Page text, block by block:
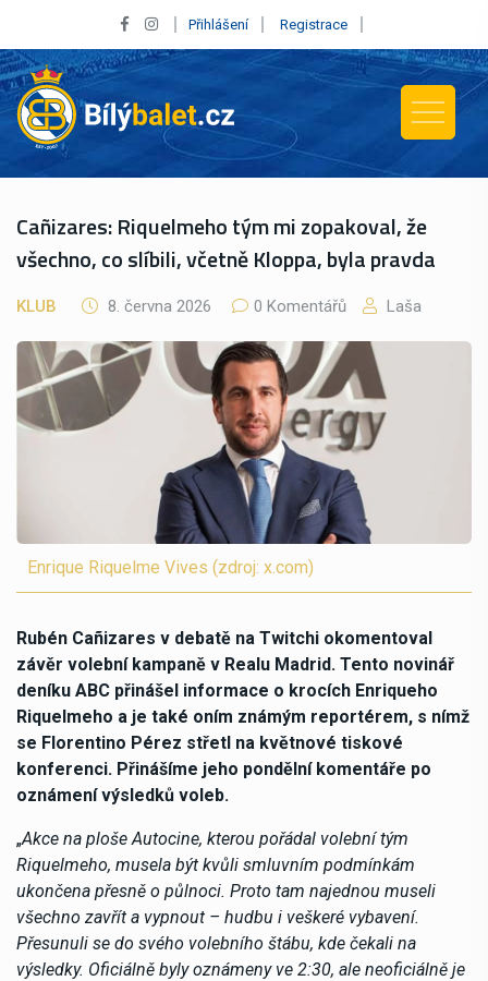
Přihlášení Registrace
Cañizares: Riquelmeho tým mi zopakoval, že
všechno, co slíbili, včetně Kloppa, byla pravda
KLUB 8. června 2026 0 Komentářů Laša
Enrique Riquelme Vives (zdroj: x.com)
Rubén Cañizares v debatě na Twitchi okomentoval
závěr volební kampaně v Realu Madrid. Tento novinář
deníku ABC přinášel informace o krocích Enriqueho
Riquelmeho a je také oním známým reportérem, s nímž
se Florentino Pérez střetl na květnové tiskové
konferenci. Přinášíme jeho pondělní komentáře po
oznámení výsledků voleb.
„Akce na ploše Autocine, kterou pořádal volební tým
Riquelmeho, musela být kvůli smluvním podmínkám
ukončena přesně o půlnoci. Proto tam najednou museli
všechno zavřít a vypnout – hudbu i veškeré vybavení.
Přesunuli se do svého volebního štábu, kde čekali na
výsledky. Oficiálně byly oznámeny ve 2:30, ale neoficiálně je